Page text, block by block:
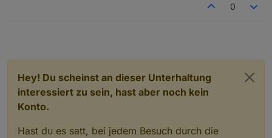
0
Hey! Du scheinst an dieser Unterhaltung
interessiert zu sein, hast aber noch kein
Konto.
Hast du es satt, bei jedem Besuch durch die